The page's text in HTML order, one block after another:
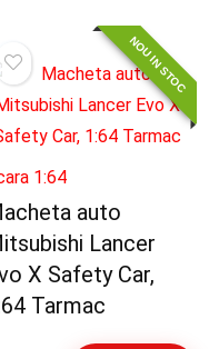
NOU IN STOC
1:64
auto
Lancer
X Safety Car,
Tarmac